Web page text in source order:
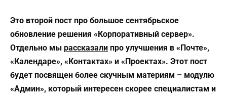
Это второй пост про большое сентябрьское
обновление решения «Корпоративный сервер».
Отдельно мы рассказали про улучшения в «Почте»,
«Календаре», «Контактах» и «Проектах». Этот пост
будет посвящен более скучным материям – модулю
«Админ», который интересен скорее специалистам и